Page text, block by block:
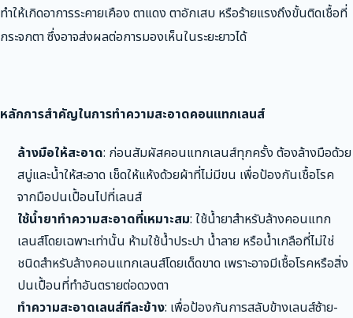
ทำให้เกิดอาการระคายเคือง ตาแดง ตาอักเสบ หรือร้ายแรงถึงขั้นติดเชื้อที่
กระจกตา ซึ่งอาจส่งผลต่อการมองเห็นในระยะยาวได้
หลักการสำคัญในการทำความสะอาดคอนแทกเลนส์
ล้างมือให้สะอาด: ก่อนสัมผัสคอนแทกเลนส์ทุกครั้ง ต้องล้างมือด้วย
สบู่และน้ำให้สะอาด เช็ดให้แห้งด้วยผ้าที่ไม่มีขน เพื่อป้องกันเชื้อโรค
จากมือปนเปื้อนไปที่เลนส์
ใช้น้ำยาทำความสะอาดที่เหมาะสม: ใช้น้ำยาสำหรับล้างคอนแทก
เลนส์โดยเฉพาะเท่านั้น ห้ามใช้น้ำประปา น้ำลาย หรือน้ำเกลือที่ไม่ใช่
ชนิดสำหรับล้างคอนแทกเลนส์โดยเด็ดขาด เพราะอาจมีเชื้อโรคหรือสิ่ง
ปนเปื้อนที่ทำอันตรายต่อดวงตา
ทำความสะอาดเลนส์ทีละข้าง: เพื่อป้องกันการสลับข้างเลนส์ซ้าย-